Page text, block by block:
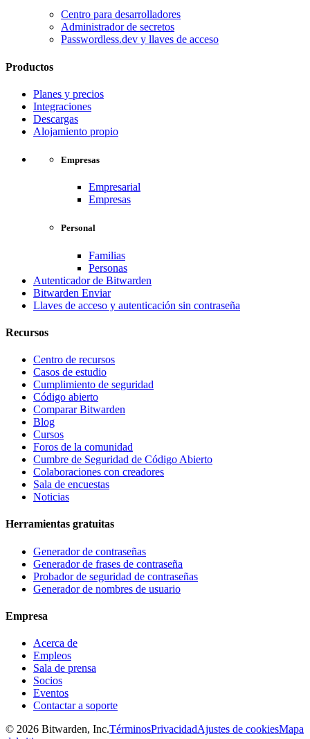
Centro para desarrolladores
Administrador de secretos
Passwordless.dev y llaves de acceso
Productos
Planes y precios
Integraciones
Descargas
Alojamiento propio
Empresas
Empresarial
Empresas
Personal
Familias
Personas
Autenticador de Bitwarden
Bitwarden Enviar
Llaves de acceso y autenticación sin contraseña
Recursos
Centro de recursos
Casos de estudio
Cumplimiento de seguridad
Código abierto
Comparar Bitwarden
Blog
Cursos
Foros de la comunidad
Cumbre de Seguridad de Código Abierto
Colaboraciones con creadores
Sala de encuestas
Noticias
Herramientas gratuitas
Generador de contraseñas
Generador de frases de contraseña
Probador de seguridad de contraseñas
Generador de nombres de usuario
Empresa
Acerca de
Empleos
Sala de prensa
Socios
Eventos
Contactar a soporte
© 2026 Bitwarden, Inc.TérminosPrivacidadAjustes de cookiesMapa